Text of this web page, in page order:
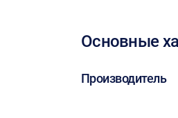
Основные
Производитель